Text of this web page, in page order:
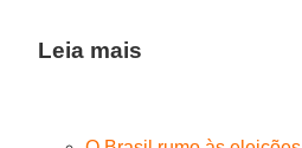
Leia mais